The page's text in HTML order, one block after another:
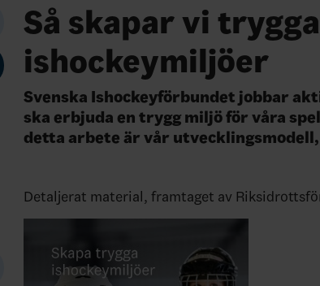
Så skapar vi trygga
ishockeymiljöer
Svenska Ishockeyförbundet jobbar
ska erbjuda en trygg miljö för våra
detta arbete är vår
Detaljerat material, framtaget av